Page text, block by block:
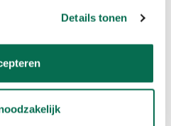
Details tonen
Brite sponsje
Satura of de Rubbol BL Safira.